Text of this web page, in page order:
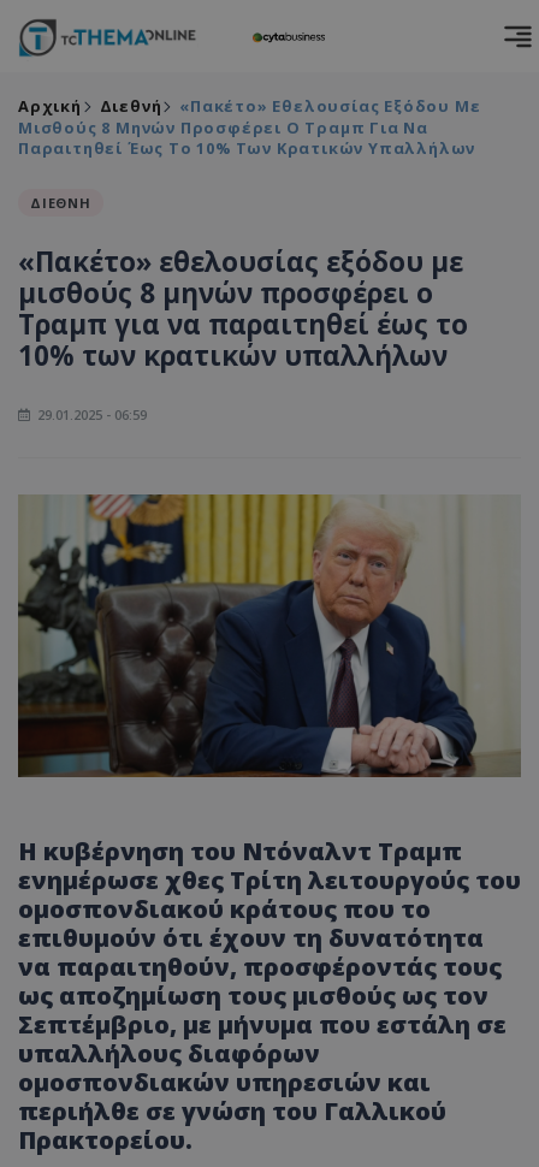
Αρχική Διεθνή
«Πακέτο» Εθελουσίας Εξόδου Με
Μισθούς 8 Μηνών Προσφέρει Ο Τραμπ Για Να
Παραιτηθεί Έως Το 10% Των Κρατικών Υπαλλήλων
ΔΙΕΘΝΗ
«Πακέτο» εθελουσίας εξόδου με
μισθούς 8 μηνών προσφέρει ο
Τραμπ για να παραιτηθεί έως το
10% των κρατικών υπαλλήλων
29.01.2025 - 06:59
Η κυβέρνηση του Ντόναλντ Τραμπ
ενημέρωσε χθες Τρίτη λειτουργούς του
ομοσπονδιακού κράτους που το
επιθυμούν ότι έχουν τη δυνατότητα
να παραιτηθούν, προσφέροντάς τους
ως αποζημίωση τους μισθούς ως τον
Σεπτέμβριο, με μήνυμα που εστάλη σε
υπαλλήλους διαφόρων
ομοσπονδιακών υπηρεσιών και
περιήλθε σε γνώση του Γαλλικού
Πρακτορείου.